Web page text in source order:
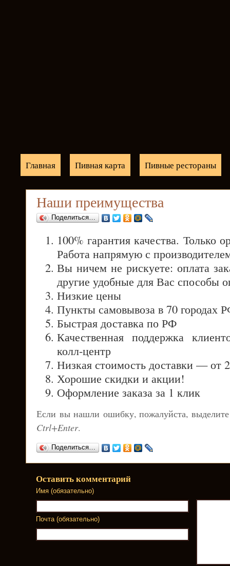
Главная Пивная карта Пивные рестораны
Наши преимущества
Поделиться…
100% гарантия качества. Только
Работа напрямую с
Вы ничем не рискуете: оплата
другие удобные для Вас способы
Низкие цены
Пункты самовывоза в 70 городах
Быстрая доставка по РФ
Качественная поддержка
колл-центр
Низкая стоимость доставки — от
Хорошие скидки и акции!
Оформление заказа за 1 клик
Если вы нашли ошибку, пожалуйста,
Ctrl+Enter.
Поделиться…
Оставить комментарий
Имя (обязательно)
Почта (обязательно)